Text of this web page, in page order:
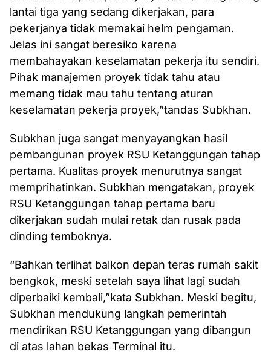
lantai tiga yang sedang dikerjakan, para
pekerjanya tidak memakai helm pengaman.
Jelas ini sangat beresiko karena
membahayakan keselamatan pekerja itu sendiri.
Pihak manajemen proyek tidak tahu atau
memang tidak mau tahu tentang aturan
keselamatan pekerja proyek,”tandas Subkhan.
Subkhan juga sangat menyayangkan hasil
pembangunan proyek RSU Ketanggungan tahap
pertama. Kualitas proyek menurutnya sangat
memprihatinkan. Subkhan mengatakan, proyek
RSU Ketanggungan tahap pertama baru
dikerjakan sudah mulai retak dan rusak pada
dinding temboknya.
“Bahkan terlihat balkon depan teras rumah sakit
bengkok, meski setelah saya lihat lagi sudah
diperbaiki kembali,”kata Subkhan. Meski begitu,
Subkhan mendukung langkah pemerintah
mendirikan RSU Ketanggungan yang dibangun
di atas lahan bekas Terminal itu.